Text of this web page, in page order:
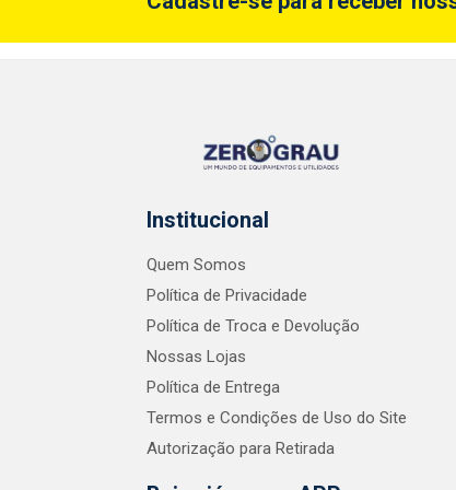
Institucional
Quem Somos
Política de Privacidade
Política de Troca e Devolução
Nossas Lojas
Política de Entrega
Termos e Condições de Uso do Site
Autorização para Retirada